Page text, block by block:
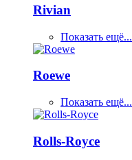
Rivian
Показать ещё...
Roewe
Показать ещё...
Rolls-Royce